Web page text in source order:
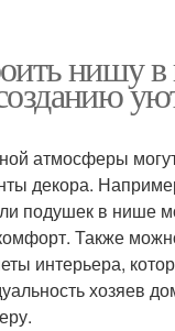
нишу
атмосферы
декора.
подушек в нише
Также
интерьера,
хозяев